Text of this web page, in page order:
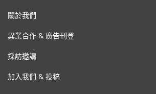
關於我們
異業合作 & 廣告刊登
採訪邀請
加入我們 & 投稿